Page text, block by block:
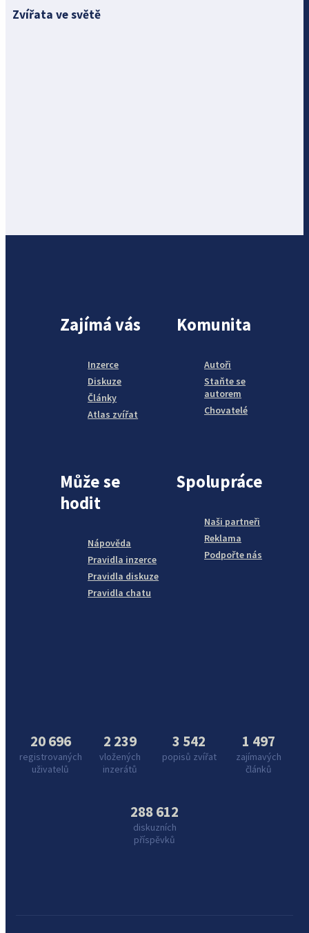
Zvířata ve světě
Zajímá vás
Inzerce
Diskuze
Články
Atlas zvířat
Komunita
Autoři
Staňte se
autorem
Chovatelé
Může se
hodit
Nápověda
Pravidla inzerce
Pravidla diskuze
Pravidla chatu
Spolupráce
Naši partneři
Reklama
Podpořte nás
20 696
registrovaných
uživatelů
2 239
vložených
inzerátů
3 542
popisů zvířat
1 497
zajímavých
článků
288 612
diskuzních
příspěvků